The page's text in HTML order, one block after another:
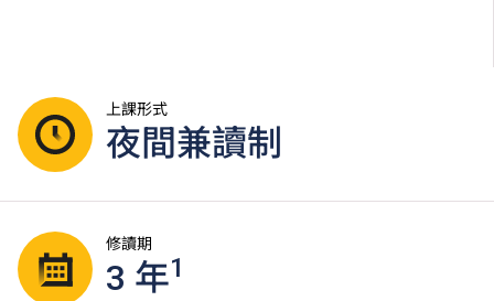
上課形式
夜間兼讀制
修讀期
3 年1